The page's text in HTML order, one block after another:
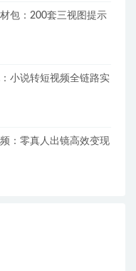
包：200套三视图提示
小说转短视频全链路实
：零真人出镜高效变现